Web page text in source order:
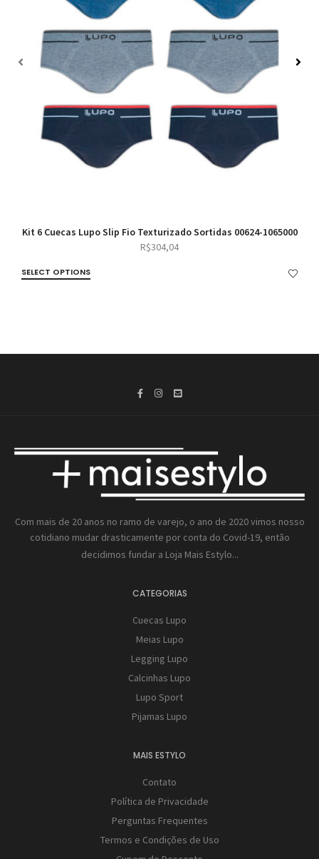
Kit 6 Cuecas Lupo Slip Fio Texturizado Sortidas 00624-1065000
R$304,04
SELECT OPTIONS
Com mais de 20 anos no ramo de varejo, o ano de 2020 vimos nosso
cotidiano mudar drasticamente por conta do Covid-19, então
decidimos fundar a Loja Mais Estylo...
CATEGORIAS
Cuecas Lupo
Meias Lupo
Legging Lupo
Calcinhas Lupo
Lupo Sport
Pijamas Lupo
MAIS ESTYLO
Contato
Política de Privacidade
Perguntas Frequentes
Termos e Condições de Uso